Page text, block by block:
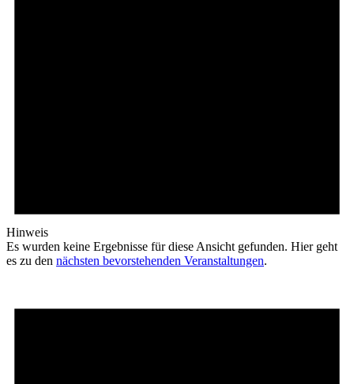
Hinweis
Es wurden keine Ergebnisse für diese Ansicht gefunden. Hier geht
es zu den nächsten bevorstehenden Veranstaltungen.